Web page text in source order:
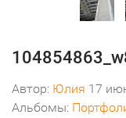
Автор: Юлия 17
Альбомы: